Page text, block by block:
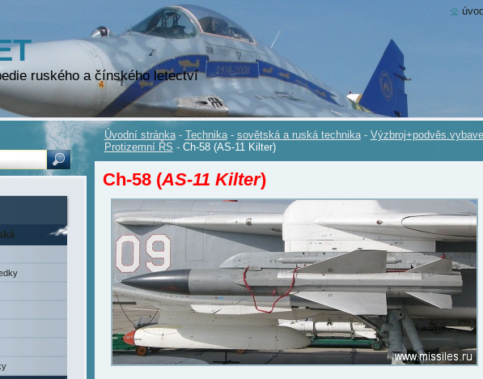
ruského a čínského letectví
Úvodní stránka - Technika - sovětská a ruská technika -
Protizemní ŘS - Ch-58 (AS-11 Kilter)
Ch-58 (AS-11 Kilter)